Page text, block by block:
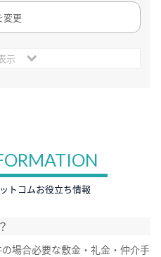
変更
示
トコムお役立ち情報
場合必要な敷金・礼金・仲介手